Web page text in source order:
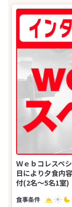
Ｗｅｂコレスペ
日により夕食内
付(2名～5名1室)